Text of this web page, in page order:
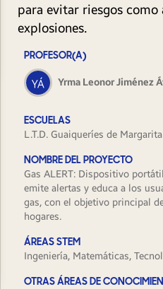
para evitar riesgos como
explosiones.
PROFESOR(A)
Yrma Leonor Jiménez
ESCUELAS
L.T.D. Guaiqueríes de Margarita
NOMBRE DEL PROYECTO
Gas ALERT: Dispositivo
emite alertas y educa a los
gas, con el objetivo principal
hogares.
ÁREAS STEM
Ingeniería, Matemáticas,
OTRAS ÁREAS DE